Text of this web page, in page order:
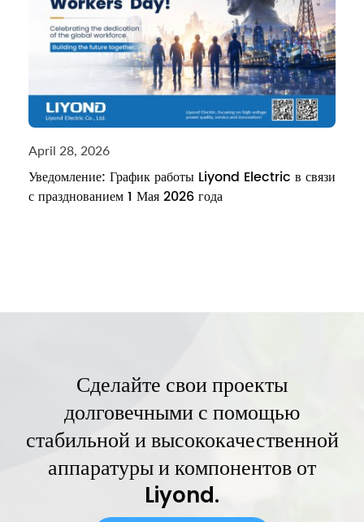
April 28, 2026
Уведомление: График работы Liyond Electric в связи
с празднованием 1 Мая 2026 года
Сделайте свои проекты
долговечными с помощью
стабильной и высококачественной
аппаратуры и компонентов от
Liyond.